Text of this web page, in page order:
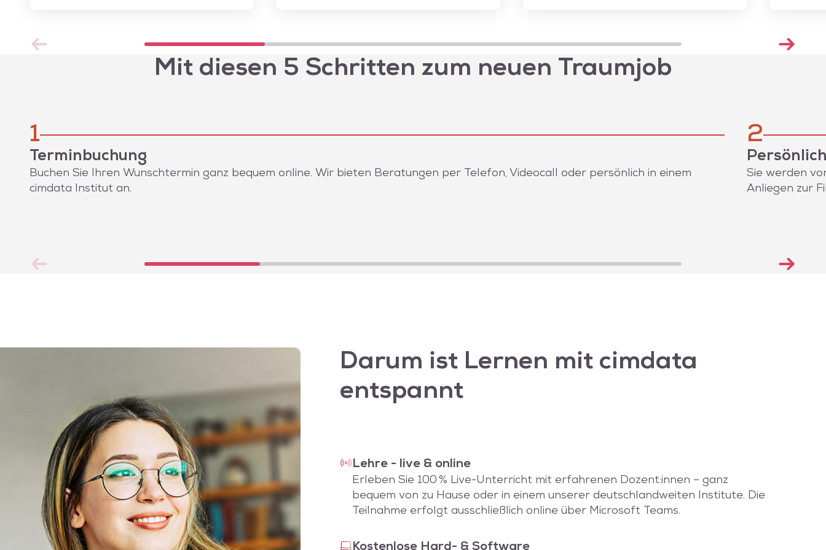
Mit diesen 5 Schritten zum neuen Traumjob
1
Terminbuchung
Buchen Sie Ihren Wunschtermin ganz bequem online. Wir bieten Beratungen per Telefon, Videocall oder persönlich in einem
cimdata Institut an.
2
Sie werden
Anliegen zur
Darum ist Lernen mit cimdata
entspannt
Lehre - live & online
Erleben Sie 100 % Live-Unterricht mit erfahrenen Dozent:innen – ganz
bequem von zu Hause oder in einem unserer deutschlandweiten Institute. Die
Teilnahme erfolgt ausschließlich online über Microsoft Teams.
Kostenlose Hard- & Software